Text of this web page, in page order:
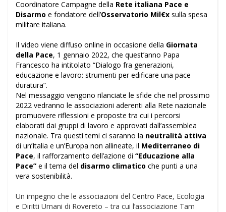
Coordinatore Campagne della Rete italiana Pace e
Disarmo e fondatore dell’Osservatorio Mil€x sulla spesa
militare italiana.
Il video viene diffuso online in occasione della Giornata
della Pace, 1 gennaio 2022, che quest’anno Papa
Francesco ha intitolato “Dialogo fra generazioni,
educazione e lavoro: strumenti per edificare una pace
duratura”.
Nel messaggio vengono rilanciate le sfide che nel prossimo
2022 vedranno le associazioni aderenti alla Rete nazionale
promuovere riflessioni e proposte tra cui i percorsi
elaborati dai gruppi di lavoro e approvati dall’assemblea
nazionale. Tra questi temi ci saranno la neutralità attiva
di un’Italia e un’Europa non allineate, il Mediterraneo di
Pace, il rafforzamento dell’azione di “Educazione alla
Pace” e il tema del disarmo climatico che punti a una
vera sostenibilità.
Un impegno che le associazioni del Centro Pace, Ecologia
e Diritti Umani di Rovereto – tra cui l’associazione Tam